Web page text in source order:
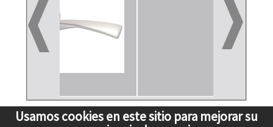
Usamos cookies en este sitio para mejorar su